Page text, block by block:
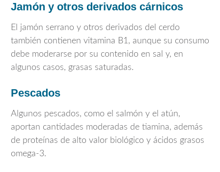
Jamón y otros derivados cárnicos
El jamón serrano y otros derivados del cerdo
también contienen vitamina B1, aunque su consumo
debe moderarse por su contenido en sal y, en
algunos casos, grasas saturadas.
Pescados
Algunos pescados, como el salmón y el atún,
aportan cantidades moderadas de tiamina, además
de proteínas de alto valor biológico y ácidos grasos
omega-3.